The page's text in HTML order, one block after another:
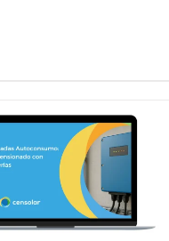
AÑADIR AL CARRITO
DETALLES